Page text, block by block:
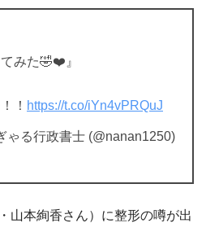
みた🤣❤️』
！ https://t.co/iYn4vPRQuJ
る行政書士 (@nanan1250)
山本絢香さん）に整形の噂が出